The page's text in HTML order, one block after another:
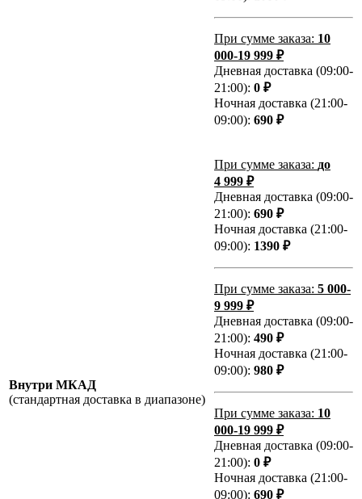
При сумме заказа: 10
000-19 999 ₽
Дневная доставка (09:00-
21:00): 0 ₽
Ночная доставка (21:00-
09:00): 690 ₽
Внутри МКАД
(стандартная доставка в диапазоне)
При сумме заказа: до
4 999 ₽
Дневная доставка (09:00-
21:00): 690 ₽
Ночная доставка (21:00-
09:00): 1390 ₽
При сумме заказа: 5 000-
9 999 ₽
Дневная доставка (09:00-
21:00): 490 ₽
Ночная доставка (21:00-
09:00): 980 ₽
При сумме заказа: 10
000-19 999 ₽
Дневная доставка (09:00-
21:00): 0 ₽
Ночная доставка (21:00-
09:00): 690 ₽